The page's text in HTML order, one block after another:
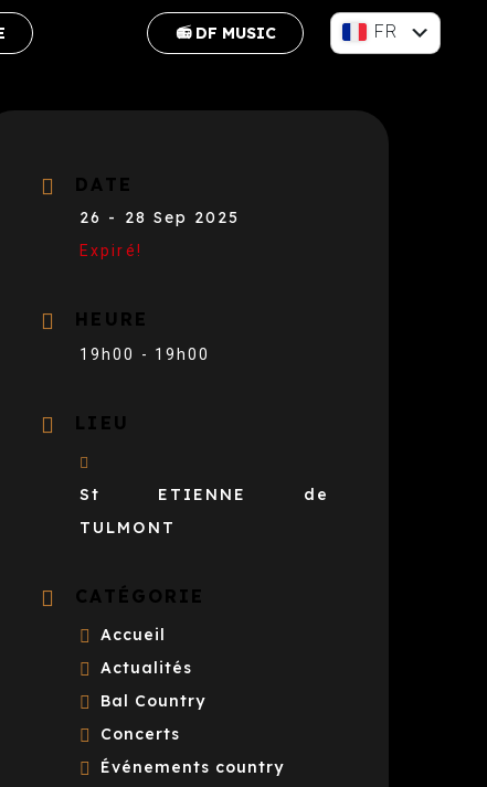
📻 DF MUSIC
FR
DATE
26 - 28 Sep 2025
Expiré!
HEURE
19h00 - 19h00
LIEU
St ETIENNE de
TULMONT
CATÉGORIE
Accueil
Actualités
Bal Country
Concerts
Événements country